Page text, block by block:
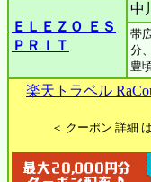
ＥＬＥＺＯ ＥＳ
ＰＲＩＴ
中
帯
分、
豊
楽天トラベル
＜ クーポン 詳細